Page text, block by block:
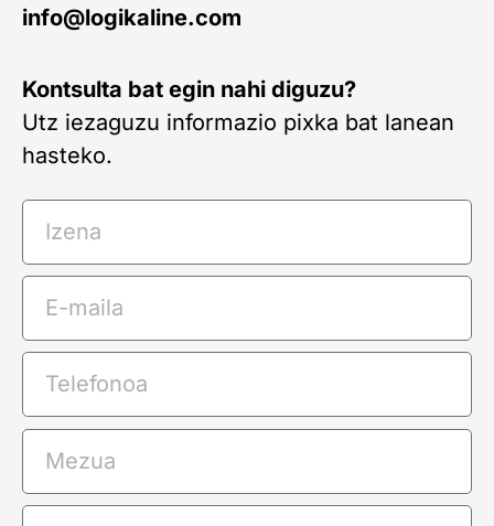
info@logikaline.com
Kontsulta bat egin nahi diguzu?
Utz iezaguzu informazio pixka bat lanean
hasteko.